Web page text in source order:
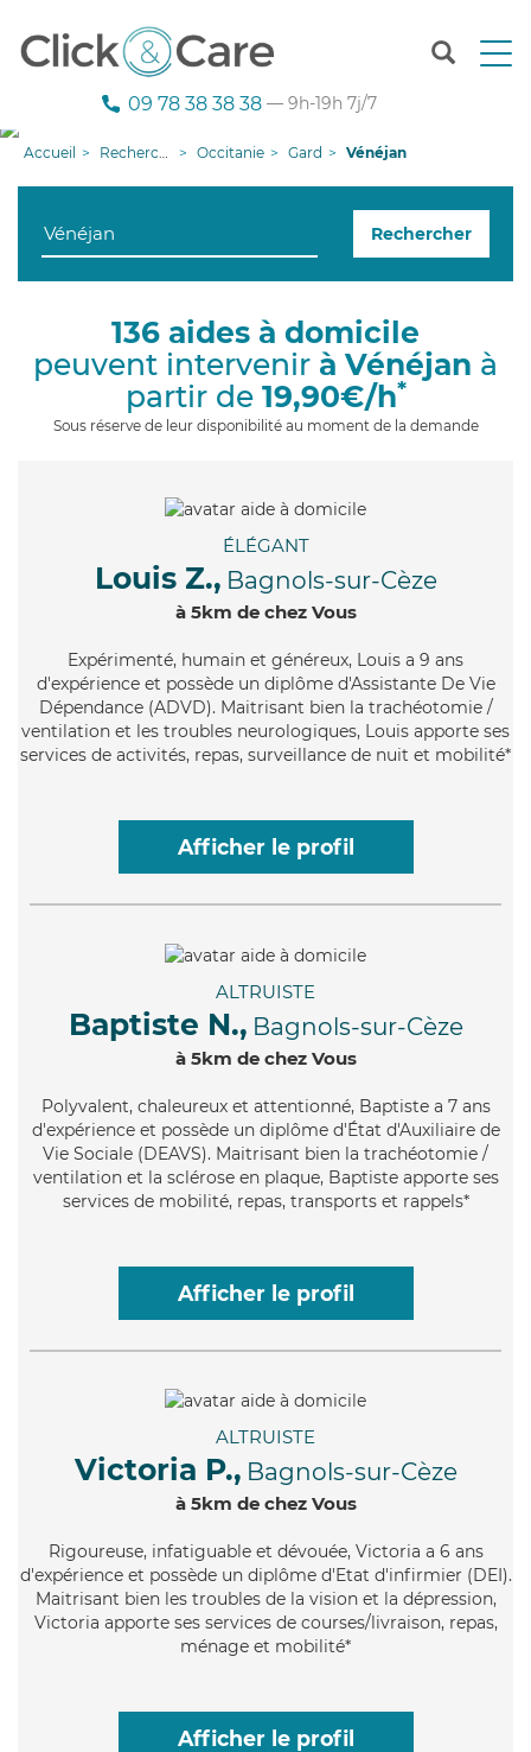
T
n
g
i
09 78 38 38 38 — 9h-19h 7j/7
Accueil Recherche aide à domicile Occitanie Gard Vénéjan
Rechercher
136 aides à domicile
peuvent intervenir à Vénéjan à
partir de 19,90€/h*
Sous réserve de leur disponibilité au moment de la demande
ÉLÉGANT
Louis Z., Bagnols-sur-Cèze
à 5km de chez Vous
Expérimenté, humain et généreux, Louis a 9 ans
d'expérience et possède un diplôme d'Assistante De Vie
Dépendance (ADVD). Maitrisant bien la trachéotomie /
ventilation et les troubles neurologiques, Louis apporte ses
services de activités, repas, surveillance de nuit et mobilité*
Afficher le profil
ALTRUISTE
Baptiste N., Bagnols-sur-Cèze
à 5km de chez Vous
Polyvalent, chaleureux et attentionné, Baptiste a 7 ans
d'expérience et possède un diplôme d'État d'Auxiliaire de
Vie Sociale (DEAVS). Maitrisant bien la trachéotomie /
ventilation et la sclérose en plaque, Baptiste apporte ses
services de mobilité, repas, transports et rappels*
Afficher le profil
ALTRUISTE
Victoria P., Bagnols-sur-Cèze
à 5km de chez Vous
Rigoureuse, infatiguable et dévouée, Victoria a 6 ans
d'expérience et possède un diplôme d'Etat d'infirmier (DEI).
Maitrisant bien les troubles de la vision et la dépression,
Victoria apporte ses services de courses/livraison, repas,
ménage et mobilité*
Afficher le profil